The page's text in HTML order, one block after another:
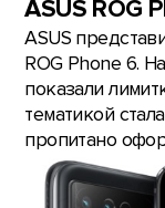
ASUS ROG
ASUS
ROG Phone 6.
показали
тематикой
пропитано